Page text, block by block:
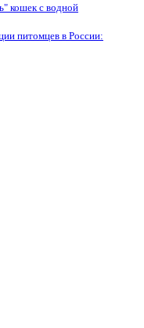
кошек с водной
питомцев в России: